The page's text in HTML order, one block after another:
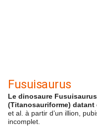
Fusuisaurus
Le dinosaure
(Titanosauriforme) datant
et al. à partir d’un illion,
incomplet.